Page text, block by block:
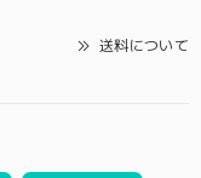
送料について